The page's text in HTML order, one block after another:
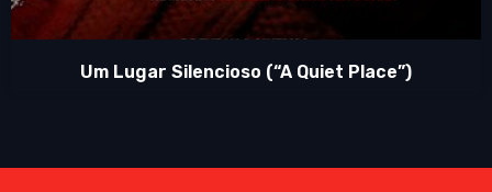
Um Lugar Silencioso (“A Quiet Place”)